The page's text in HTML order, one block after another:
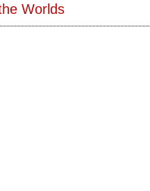
Worlds